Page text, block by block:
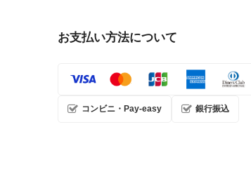
お支払い方法について
コンビニ・Pay-easy 銀行振込